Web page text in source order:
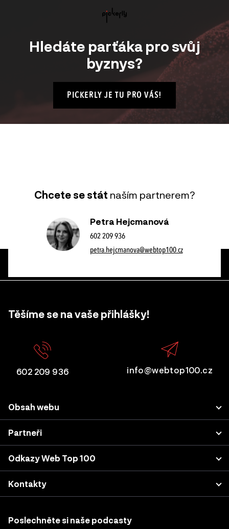
Hledáte parťáka pro svůj
byznys?
PICKERLY JE TU PRO VÁS!
Chcete se stát naším partnerem?
Petra Hejcmanová
602 209 936
petra.hejcmanova@webtop100.cz
Těšíme se na vaše přihlášky!
602 209 936 info@webtop100.cz
Obsah webu
Porota
Přihlášení projektu
Akce a konference
Kategorie a kritéria
Nastavení cookies
Partneři
LUPA.cz
Podnikatel.cz
Odkazy Web Top 100
Výsledky z minulých let
Katalog agentur
Kontakty
Vodičkova 710/31
Poslechněte si naše podcasty